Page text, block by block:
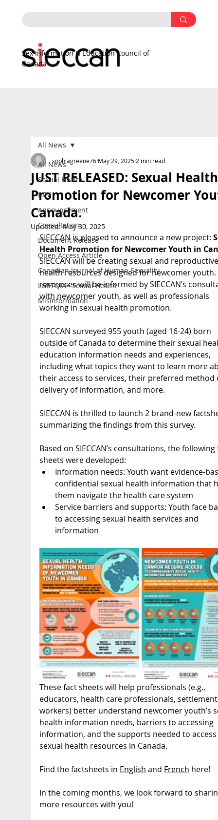
Sex Information & Education Council of
Canada
All News
Sexual Health
HPV
Announcement
Consultation
Document Release
Open Access Article
Canadian Journal of Human Sexuality
LGBTQIA+ Sexual Health
Misinformation
All News
JUST RELEASED: Sexual Health
Promotion for Newcomer
Canada.
sophiagreene76May 29, 20252 min read
Updated:May 30, 2025
SIECCAN is pleased to announce a new project:
Health Promotion for Newcomer Youth in
SIECCAN will be creating sexual and
health resources designed for newcomer
resources will be informed by SIECCAN’s
with newcomer youth, as well as professionals
working in sexual health promotion.
SIECCAN surveyed 955 youth (aged 16-24) born
outside of Canada to determine their sexual
education information needs and experiences,
including what topics they want to learn more
their access to services, their preferred
delivery of information, and more.
SIECCAN is thrilled to launch 2 brand-new
summarizing the findings from this survey.
Based on SIECCAN’s consultations, the
sheets were developed:
Information needs: Youth want evidence-
confidential sexual health information that
them navigate the health care system
Service barriers and supports: Youth face
to accessing sexual health services and
information
These fact sheets will help professionals (e.g.,
educators, health care professionals,
workers) better understand newcomer youth’s
health information needs, barriers to accessing
information, and the supports needed to access
sexual health resources in Canada.
Find the factsheets in English and French here!
In the coming months, we look forward to
more resources with you!